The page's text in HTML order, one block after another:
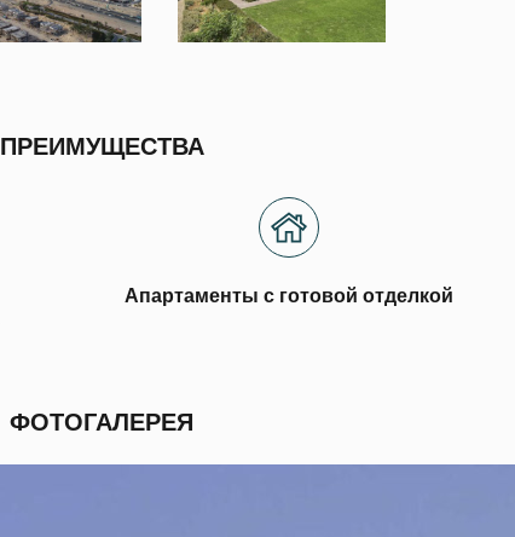
ПРЕИМУЩЕСТВА
Апартаменты с готовой отделкой
ФОТОГАЛЕРЕЯ